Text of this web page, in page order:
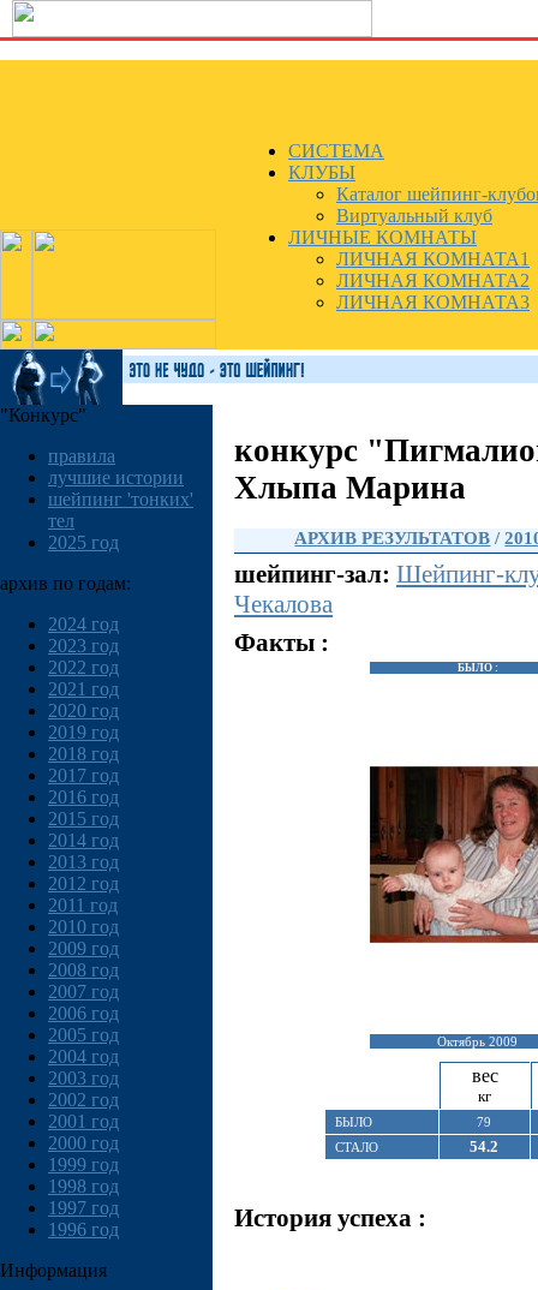
СИСТЕМА
КЛУБЫ
Каталог шейпинг-
Виртуальный клуб
ЛИЧНЫЕ КОМНАТЫ
ЛИЧНАЯ КОМНАТА1
ЛИЧНАЯ КОМНАТА2
ЛИЧНАЯ КОМНАТА3
"Конкурс"
правила
лучшие истории
шейпинг 'тонких'
тел
2025 год
архив по годам:
2024 год
2023 год
2022 год
2021 год
2020 год
2019 год
2018 год
2017 год
2016 год
2015 год
2014 год
2013 год
2012 год
2011 год
2010 год
2009 год
2008 год
2007 год
2006 год
2005 год
2004 год
2003 год
2002 год
2001 год
2000 год
1999 год
1998 год
1997 год
1996 год
Информация
конкурс
Хлыпа Марина
АРХИВ РЕЗУЛЬТАТОВ /
шейпинг-зал: Шейпинг-
Чекалова
Факты :
БЫЛО :
Октябрь 2009
вес
кг
БЫЛО
79
СТАЛО
54.2
История успеха :